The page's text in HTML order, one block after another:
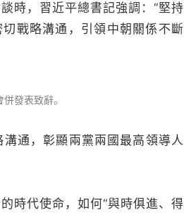
時，習近平總書記強調：“堅持
戰略溝通，引領中朝關係不斷
發表致辭。
通，彰顯兩黨兩國最高領導人
代使命，如何“與時俱進、得